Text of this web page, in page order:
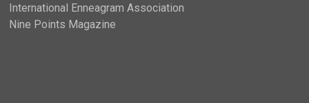
International Enneagram Association
Nine Points Magazine